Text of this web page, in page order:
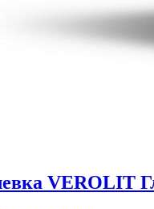
VEROLIT